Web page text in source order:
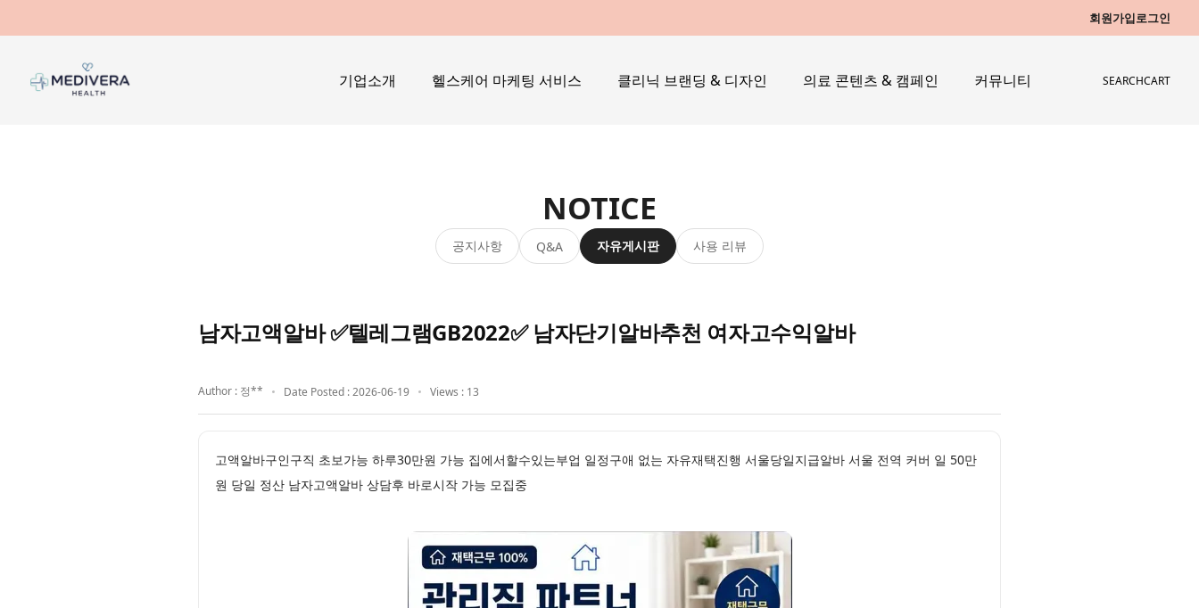
회원가입로그인
기업소개 헬스케어 마케팅 서비스 클리닉 브랜딩 & 디자인 의료 콘텐츠 & 캠페인 커뮤니티 SEARCHCART
NOTICE
공지사항 Q&A 자유게시판 사용 리뷰
남자고액알바 ✅텔레그램GB2022✅ 남자단기알바추천 여자고수익알바
Author : 정** Date Posted : 2026-06-19 Views : 13
고액알바구인구직 초보가능 하루30만원 가능 집에서할수있는부업 일정구애 없는 자유재택진행 서울당일지급알바 서울 전역 커버 일 50만
원 당일 정산 남자고액알바 상담후 바로시작 가능 모집중